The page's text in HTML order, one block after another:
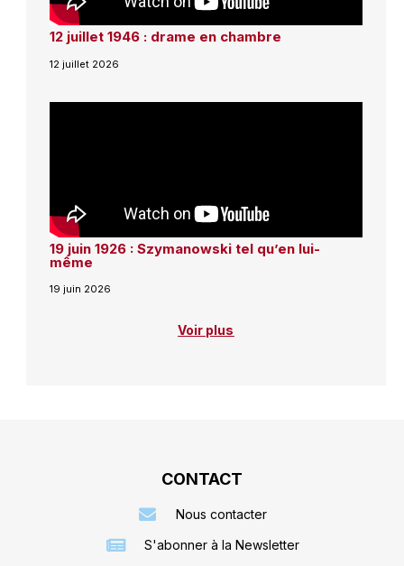
12 juillet 1946 : drame en chambre
12 juillet 2026
19 juin 1926 : Szymanowski tel qu’en lui-
même
19 juin 2026
Voir plus
CONTACT
Nous contacter
S'abonner à la Newsletter